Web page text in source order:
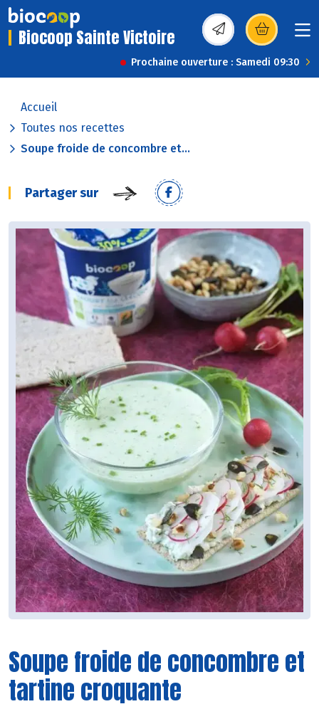
Biocoop Sainte Victoire (s’ouvre dans une
Prochaine ouverture : Samedi 09:30
Accueil
Toutes nos recettes
Soupe froide de concombre et...
Partager sur
Soupe froide de concombre et
tartine croquante